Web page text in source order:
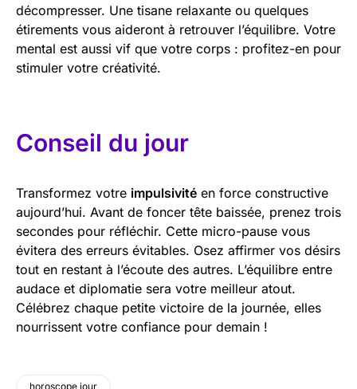
décompresser. Une tisane relaxante ou quelques
étirements vous aideront à retrouver l’équilibre. Votre
mental est aussi vif que votre corps : profitez-en pour
stimuler votre créativité.
Conseil du jour
Transformez votre impulsivité en force constructive
aujourd’hui. Avant de foncer tête baissée, prenez trois
secondes pour réfléchir. Cette micro-pause vous
évitera des erreurs évitables. Osez affirmer vos désirs
tout en restant à l’écoute des autres. L’équilibre entre
audace et diplomatie sera votre meilleur atout.
Célébrez chaque petite victoire de la journée, elles
nourrissent votre confiance pour demain !
horoscope jour